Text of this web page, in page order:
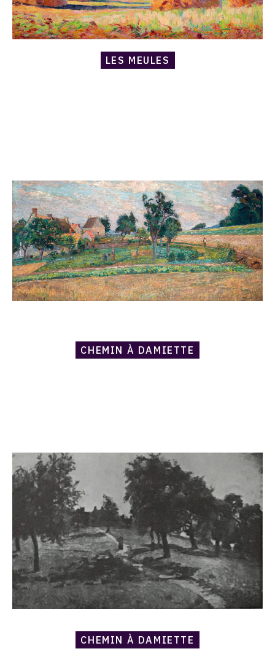
LES MEULES
à
Damiette
CHEMIN À DAMIETTE
Guillaumin,
Chemin
à
Damiette
CHEMIN À DAMIETTE